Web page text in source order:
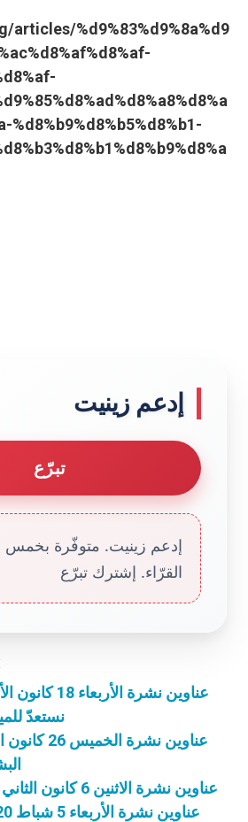
articles/%d9%83%d9%8a%d9
%d8%b9%d8%b5%d8%b1-
إدعم زينيت
تبرّع
إدعم زينيت. متوفّرة بخمس
القرّاء. إشترك تبرّع
نستعدّ
عناوين نشرة الاثنين 6 كانون الثاني 2020: لقاء الله